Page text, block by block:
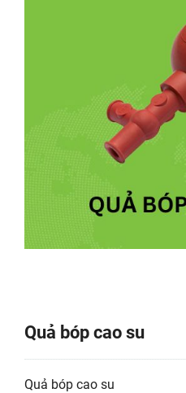
Quả bóp cao su
Quả bóp cao su